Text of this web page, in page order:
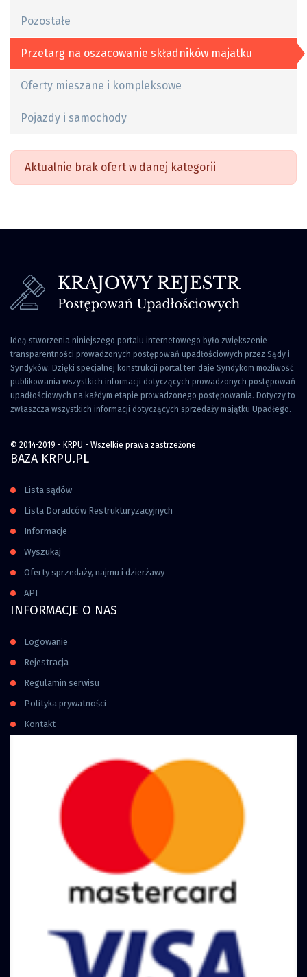
Pozostałe
Przetarg na oszacowanie składników majatku
Oferty mieszane i kompleksowe
Pojazdy i samochody
Aktualnie brak ofert w danej kategorii
Ideą stworzenia niniejszego portalu internetowego było zwiększenie
transparentności prowadzonych postępowań upadłościowych przez Sądy i
Syndyków. Dzięki specjalnej konstrukcji portal ten daje Syndykom możliwość
publikowania wszystkich informacji dotyczących prowadzonych postępowań
upadłościowych na każdym etapie prowadzonego postępowania. Dotyczy to
zwłaszcza wszystkich informacji dotyczących sprzedaży majątku Upadłego.
© 2014-2019 - KRPU - Wszelkie prawa zastrzeżone
BAZA KRPU.PL
Lista sądów
Lista Doradców Restrukturyzacyjnych
Informacje
Wyszukaj
Oferty sprzedaży, najmu i dzierżawy
API
INFORMACJE O NAS
Logowanie
Rejestracja
Regulamin serwisu
Polityka prywatności
Kontakt